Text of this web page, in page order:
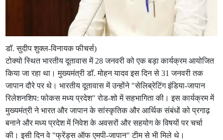
डॉ. सुदीप शुक्‍ल-विनायक फीचर्स)
टोक्यो स्थित भारतीय दूतावास में 28 जनवरी को एक बड़ा कार्यक्रम आयोजित
किया जा रहा था। मुख्‍यमंत्री डॉ. मोहन यादव इस दिन से 31 जनवरी तक
जापान दौरे पर थे। भारतीय दूतावास में उन्‍होंने "सेलिब्रेटिंग इंडिया-जापान
रिलेशनशिप: फोकस मध्य प्रदेश" रोड-शो में सहभागिता की। इस कार्यक्रम में
मुख्‍यमंत्री ने भारत और जापान के सांस्कृतिक और आर्थिक संबंधों को प्रगाढ़
बनाने और मध्य प्रदेश में निवेश के अवसरों और सहयोग के विषयों पर चर्चा
की। इसी दिन वे "फ्रेंड्स ऑफ एमपी-जापान" टीम से भी मिले थे।